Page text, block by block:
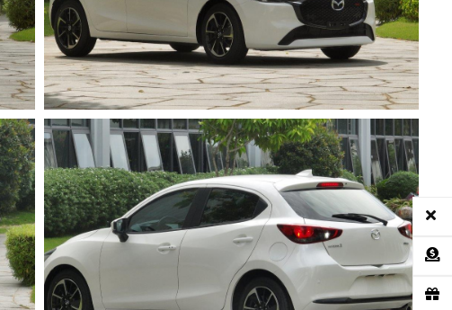
THACO AUTO Services tích hợp những tính năng nổi bật như Quản
lý xe và cung cấp thông tin hướng dẫn sử dụng xe, Đặt hẹn dịch vụ
tại đại lý mình yêu thích, Cập nhật thông tin sự kiện, ưu đãi mới
nhất từ Mazda Việt Nam.
TẢI ỨNG DỤNG